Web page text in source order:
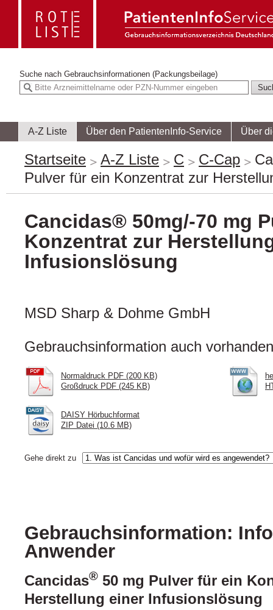
Suche nach Gebrauchsinformationen (Packungsbeilage)
A-Z Liste Über den PatientenInfo-Service Über
Startseite A-Z Liste C C-Cap
Pulver für ein Konzentrat zur
Cancidas® 50mg/-70 mg
Konzentrat zur
Infusionslösung
MSD Sharp & Dohme GmbH
Gebrauchsinformation auch
Normaldruck PDF (200 KB)
Großdruck PDF (245 KB)
DAISY Hörbuchformat
ZIP Datei (10.6 MB)
Gehe direkt zu
Gebrauchsinformation:
Anwender
Cancidas® 50 mg Pulver für ein
Herstellung einer Infusionslösung